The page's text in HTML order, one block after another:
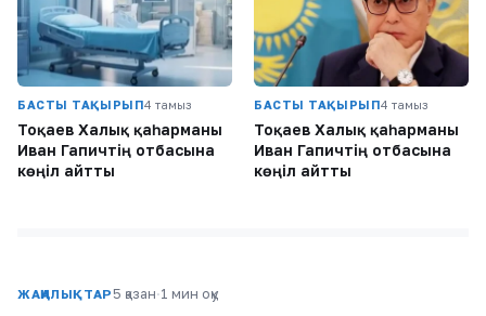
БАСТЫ ТАҚЫРЫП4 тамыз
Тоқаев Халық қаһарманы
Иван Гапичтің отбасына
көңіл айтты
БАСТЫ ТАҚЫРЫП4 тамыз
Тоқаев Халық қаһарманы
Иван Гапичтің отбасына
көңіл айтты
ЖАҢАЛЫҚТАР 5 қазан·1 мин оқу